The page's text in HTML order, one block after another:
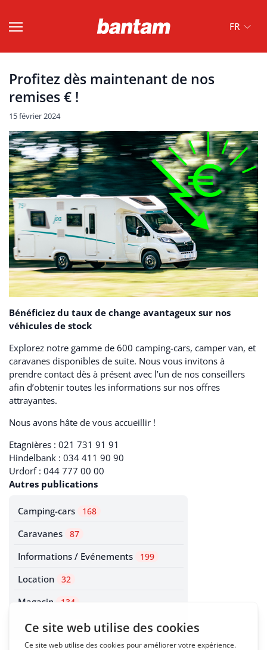
FR
Profitez dès maintenant de nos
remises € !
15 février 2024
Bénéficiez du taux de change avantageux sur nos
véhicules de stock
Explorez notre gamme de 600 camping-cars, camper van, et
caravanes disponibles de suite. Nous vous invitons à
prendre contact dès à présent avec l’un de nos conseillers
afin d’obtenir toutes les informations sur nos offres
attrayantes.
Nous avons hâte de vous accueillir !
Etagnières : 021 731 91 91
Hindelbank : 034 411 90 90
Urdorf : 044 777 00 00
Autres publications
Camping-cars 168
Caravanes 87
Informations / Evénements 199
Location 32
Magasin 134
Promotions 64